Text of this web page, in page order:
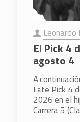
Leonardo
El Pick 4
agosto 4
A
Late Pick 4
2026 en el
Carrera 5